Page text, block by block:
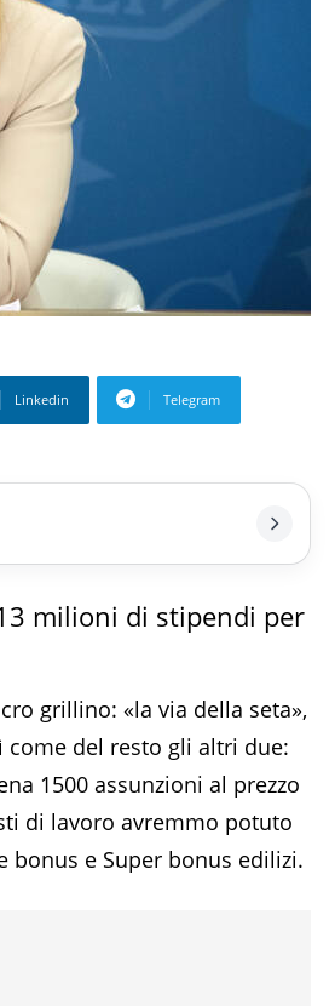
Linkedin Telegram
milioni di stipendi per
grillino: «la via della seta»,
come del resto gli altri due:
1500 assunzioni al prezzo
di lavoro avremmo potuto
bonus e Super bonus edilizi.